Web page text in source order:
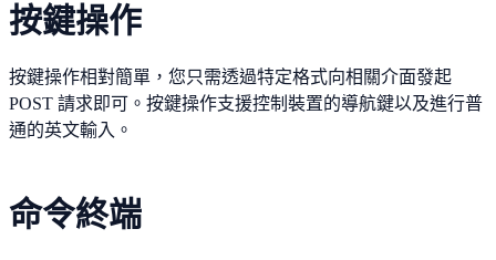
按鍵操作
按鍵操作相對簡單，您只需透過特定格式向相關介面發起
POST 請求即可。按鍵操作支援控制裝置的導航鍵以及進行普
通的英文輸入。
命令終端